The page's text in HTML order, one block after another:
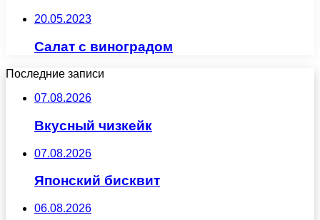
20.05.2023
Салат с виноградом
Последние записи
07.08.2026
Вкусный чизкейк
07.08.2026
Японский бисквит
06.08.2026